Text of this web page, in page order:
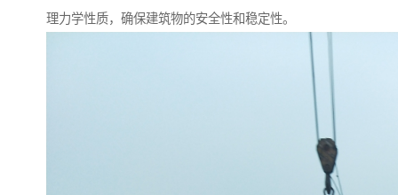
理力学性质，确保建筑物的安全性和稳定性。